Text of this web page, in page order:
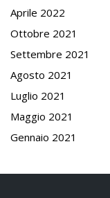
Aprile 2022
Ottobre 2021
Settembre 2021
Agosto 2021
Luglio 2021
Maggio 2021
Gennaio 2021